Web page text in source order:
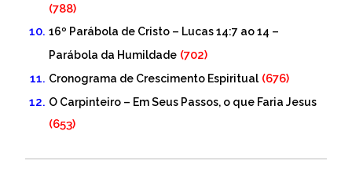
(788)
16º Parábola de Cristo – Lucas 14:7 ao 14 –
Parábola da Humildade (702)
Cronograma de Crescimento Espiritual (676)
O Carpinteiro – Em Seus Passos, o que Faria Jesus
(653)